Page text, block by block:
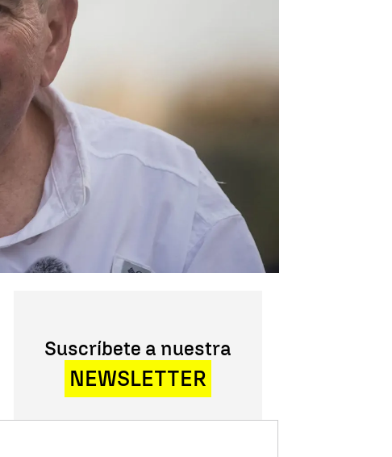
Suscríbete a nuestra
NEWSLETTER